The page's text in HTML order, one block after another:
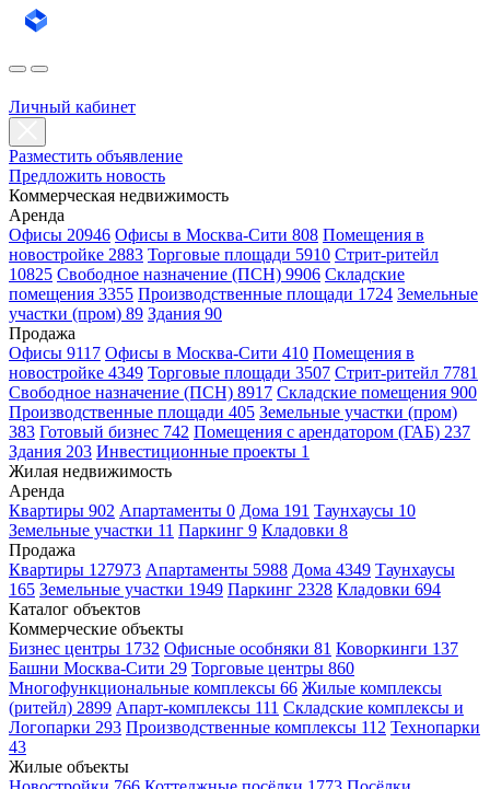
Личный кабинет
Разместить объявление
Предложить новость
Коммерческая недвижимость
Аренда
Офисы 20946 Офисы в Москва-Сити 808 Помещения в
новостройке 2883 Торговые площади 5910 Стрит-ритейл
10825 Свободное назначение (ПСН) 9906 Складские
помещения 3355 Производственные площади 1724 Земельные
участки (пром) 89 Здания 90
Продажа
Офисы 9117 Офисы в Москва-Сити 410 Помещения в
новостройке 4349 Торговые площади 3507 Стрит-ритейл 7781
Свободное назначение (ПСН) 8917 Складские помещения 900
Производственные площади 405 Земельные участки (пром)
383 Готовый бизнес 742 Помещения с арендатором (ГАБ) 237
Здания 203 Инвестиционные проекты 1
Жилая недвижимость
Аренда
Квартиры 902 Апартаменты 0 Дома 191 Таунхаусы 10
Земельные участки 11 Паркинг 9 Кладовки 8
Продажа
Квартиры 127973 Апартаменты 5988 Дома 4349 Таунхаусы
165 Земельные участки 1949 Паркинг 2328 Кладовки 694
Каталог объектов
Коммерческие объекты
Бизнес центры 1732 Офисные особняки 81 Коворкинги 137
Башни Москва-Сити 29 Торговые центры 860
Многофункциональные комплексы 66 Жилые комплексы
(ритейл) 2899 Апарт-комплексы 111 Складские комплексы и
Логопарки 293 Производственные комплексы 112 Технопарки
43
Жилые объекты